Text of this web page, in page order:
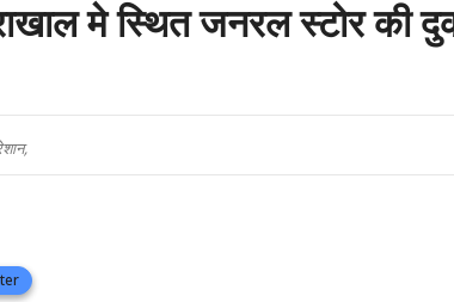
मे स्थित जनरल स्टोर की